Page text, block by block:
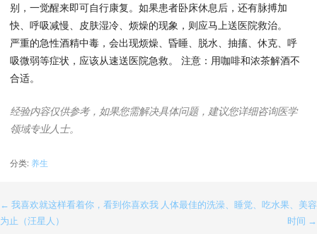
别，一觉醒来即可自行康复。如果患者卧床休息后，还有脉搏加
快、呼吸减慢、皮肤湿冷、烦燥的现象，则应马上送医院救治。
严重的急性酒精中毒，会出现烦燥、昏睡、脱水、抽搐、休克、呼
吸微弱等症状，应该从速送医院急救。 注意：用咖啡和浓茶解酒不
合适。
经验内容仅供参考，如果您需解决具体问题，建议您详细咨询医学
领域专业人士。
分类: 养生
文
← 我喜欢就这样看着你，看到你喜欢我
为止（汪星人）
人体最佳的洗澡、睡觉、吃水果、美容
时间 →